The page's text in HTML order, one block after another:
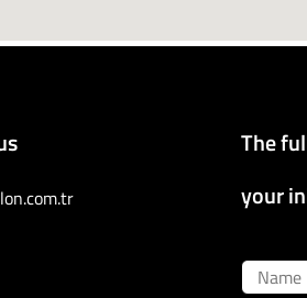
The
your
Name